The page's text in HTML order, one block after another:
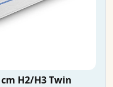
H2/H3 Twin